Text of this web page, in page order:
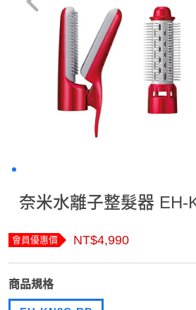
奈米水離子整髮器 EH-
會員優惠價 NT$4,990
商品規格